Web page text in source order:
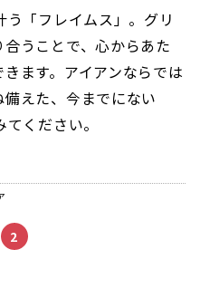
「フレイムス」。グリ
うことで、心からあた
ます。アイアンならでは
えた、今までにない
ください。
2